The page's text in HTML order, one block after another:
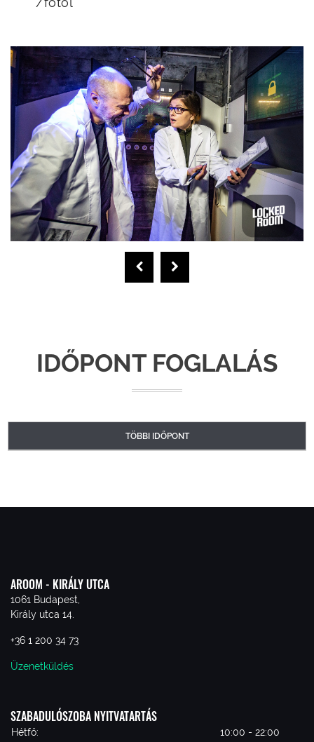
IDŐPONT FOGLALÁS
TÖBBI IDŐPONT
AROOM - KIRÁLY UTCA
1061 Budapest,
Király utca 14.
+36 1 200 34 73
Üzenetküldés
SZABADULÓSZOBA NYITVATARTÁS
Hétfő:
10:00 - 22:00